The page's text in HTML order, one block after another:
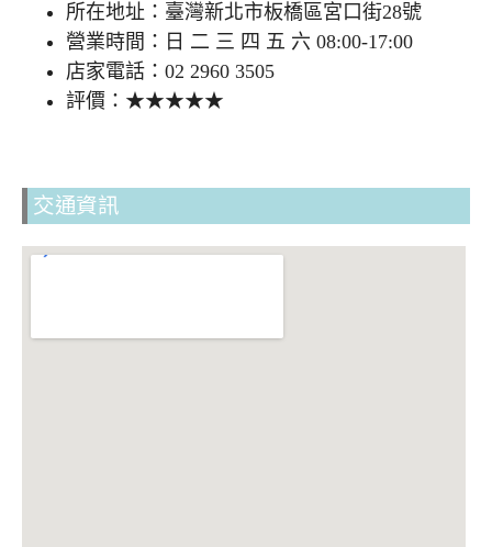
所在地址：臺灣新北市板橋區宮口街28號
營業時間：日 二 三 四 五 六 08:00-17:00
店家電話：02 2960 3505
評價：★★★★★
交通資訊